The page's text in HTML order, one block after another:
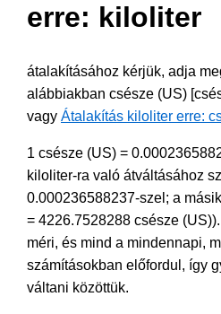
erre: kiloliter
átalakításához kérjük, adja
alábbiakban csésze (US)
vagy Átalakítás kiloliter erre:
1 csésze (US) =
kiloliter-ra való átváltásához
0.000236588237-szel; a
= 4226.7528288 csésze
méri, és mind a mindennapi,
számításokban előfordul, így
váltani közöttük.